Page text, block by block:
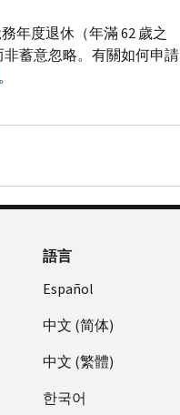
年度退休（年滿 62 歲之
蓄意忽略。有關如何申請
。
語言
Español
中文 (简体)
中文 (繁體)
한국어